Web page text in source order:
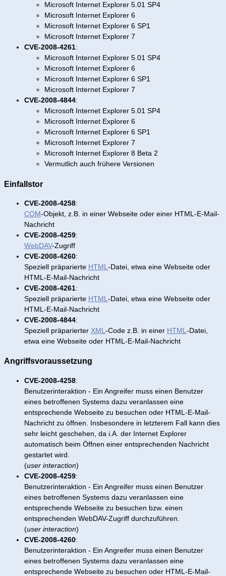
Microsoft Internet Explorer 5.01 SP4
Microsoft Internet Explorer 6
Microsoft Internet Explorer 6 SP1
Microsoft Internet Explorer 7
CVE-2008-4261:
Microsoft Internet Explorer 5.01 SP4
Microsoft Internet Explorer 6
Microsoft Internet Explorer 6 SP1
Microsoft Internet Explorer 7
CVE-2008-4844:
Microsoft Internet Explorer 5.01 SP4
Microsoft Internet Explorer 6
Microsoft Internet Explorer 6 SP1
Microsoft Internet Explorer 7
Microsoft Internet Explorer 8 Beta 2
Vermutlich auch frühere Versionen
Einfallstor
CVE-2008-4258:
COM-Objekt, z.B. in einer Webseite oder einer HTML-E-Mail-
Nachricht
CVE-2008-4259:
WebDAV-Zugriff
CVE-2008-4260:
Speziell präparierte HTML -Datei, etwa eine Webseite oder
HTML-E-Mail-Nachricht
CVE-2008-4261:
Speziell präparierte HTML -Datei, etwa eine Webseite oder
HTML-E-Mail-Nachricht
CVE-2008-4844:
Speziell präparierter XML -Code z.B. in einer HTML -Datei,
etwa eine Webseite oder HTML-E-Mail-Nachricht
Angriffsvoraussetzung
CVE-2008-4258:
Benutzerinteraktion - Ein Angreifer muss einen Benutzer
eines betroffenen Systems dazu veranlassen eine
entsprechende Webseite zu besuchen oder HTML-E-Mail-
Nachricht zu öffnen. Insbesondere in letzterem Fall kann dies
sehr leicht geschehen, da i.A. der Internet Explorer
automatisch beim Öffnen einer entsprechenden Nachricht
gestartet wird.
(user interaction)
CVE-2008-4259:
Benutzerinteraktion - Ein Angreifer muss einen Benutzer
eines betroffenen Systems dazu veranlassen eine
entsprechende Webseite zu besuchen bzw. einen
entsprechenden WebDAV-Zugriff durchzuführen.
(user interaction)
CVE-2008-4260:
Benutzerinteraktion - Ein Angreifer muss einen Benutzer
eines betroffenen Systems dazu veranlassen eine
entsprechende Webseite zu besuchen oder HTML-E-Mail-